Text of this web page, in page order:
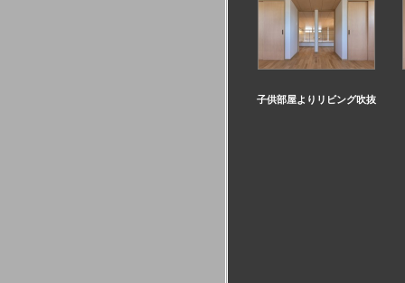
子供部屋よりリビング吹抜